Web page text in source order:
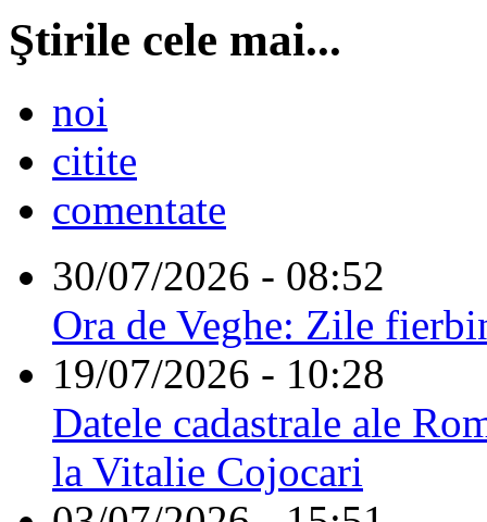
Ştirile cele mai...
noi
citite
comentate
30/07/2026 - 08:52
Ora de Veghe: Zile
19/07/2026 - 10:28
Datele cadastrale ale
la Vitalie Cojocari